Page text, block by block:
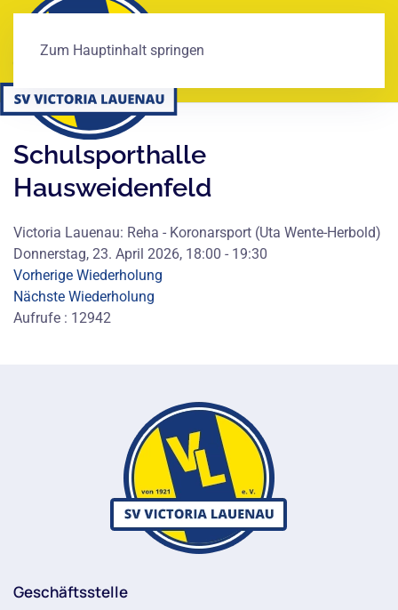
Zum Hauptinhalt springen
Schulsporthalle
Hausweidenfeld
Victoria Lauenau: Reha - Koronarsport (Uta Wente-Herbold)
Donnerstag, 23. April 2026, 18:00 - 19:30
Vorherige Wiederholung
Nächste Wiederholung
Aufrufe : 12942
Geschäftsstelle